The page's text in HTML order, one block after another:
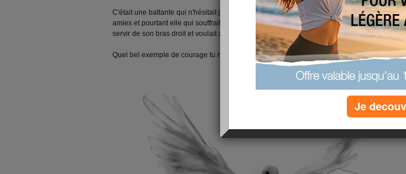
C'était une battante qui n'hésitait jamais à prodiguer ses encouragements à ses
amies et pourtant elle qui souffrait et avait déjà tant souffert n'arrivait plus à se
servir de son bras droit et voulait apprendre à écrire de sa main gauche.
Quel bel exemple de courage tu nous as donné ! Je ne t'oublierai jamais
Je